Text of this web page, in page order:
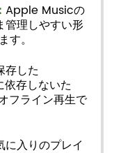
Apple Musicの
管理しやすい形
。
存した
存しないた
フライン再生で
に入りのプレイ